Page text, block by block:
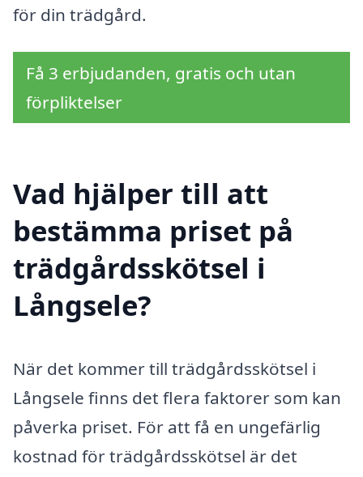
för din trädgård.
Få 3 erbjudanden, gratis och utan
förpliktelser
Vad hjälper till att
bestämma priset på
trädgårdsskötsel i
Långsele?
När det kommer till trädgårdsskötsel i
Långsele finns det flera faktorer som kan
påverka priset. För att få en ungefärlig
kostnad för trädgårdsskötsel är det